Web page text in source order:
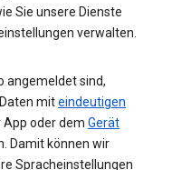
Sie unsere Dienste
verwalten.
angemeldet sind,
miteindeutigen
App oder dem Gerät
Damit können wir
Spracheinstellungen